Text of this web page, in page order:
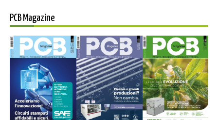
PCB Magazine